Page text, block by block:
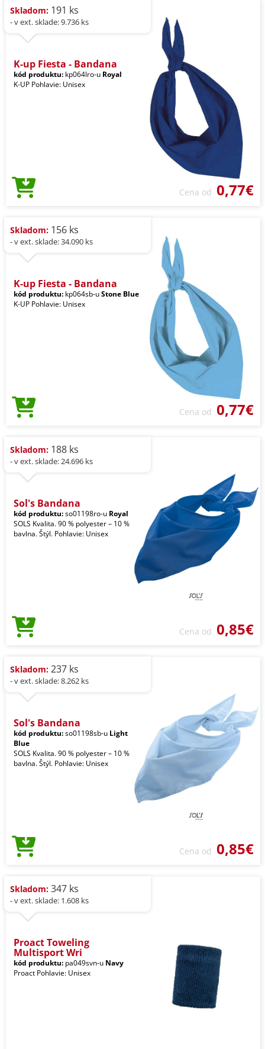
Skladom: 191 ks
- v ext. sklade: 9.736 ks
K-up Fiesta - Bandana
kód produktu: kp064lro-u Royal
K-UP Pohlavie: Unisex
Cena od 0,77€
Skladom: 156 ks
- v ext. sklade: 34.090 ks
K-up Fiesta - Bandana
kód produktu: kp064sb-uStone Blue
K-UP Pohlavie: Unisex
Cena od 0,77€
Skladom: 188 ks
- v ext. sklade: 24.696 ks
Sol's Bandana
kód produktu:so01198ro-u Royal
SOLS Kvalita. 90 % polyester – 10 %
bavlna. Štýl. Pohlavie: Unisex
Cena od 0,85€
Skladom: 237 ks
- v ext. sklade: 8.262 ks
Sol's Bandana
kód produktu:so01198sb-u Light
Blue
SOLS Kvalita. 90 % polyester – 10 %
bavlna. Štýl. Pohlavie: Unisex
Cena od 0,85€
Skladom: 347 ks
- v ext. sklade: 1.608 ks
Proact Toweling
Multisport Wri
kód produktu: pa049svn-u Navy
Proact Pohlavie: Unisex